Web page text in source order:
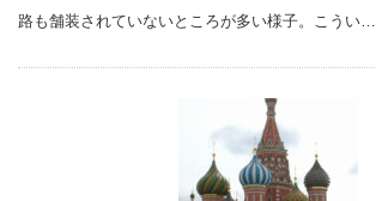
路も舗装されていないところが多い様子。こうい…